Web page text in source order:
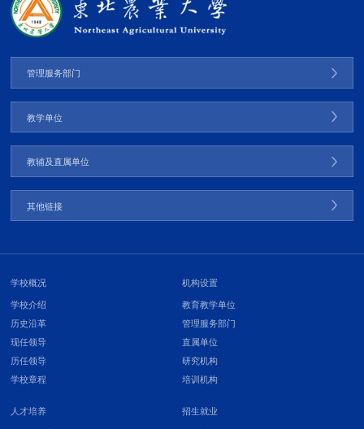
管理服务部门
教学单位
教辅及直属单位
其他链接
学校概况
学校介绍
历史沿革
现任领导
历任领导
学校章程
机构设置
教育教学单位
管理服务部门
直属单位
研究机构
培训机构
人才培养 招生就业